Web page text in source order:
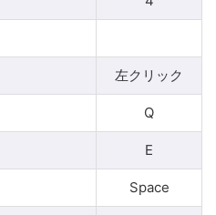
左クリック
Q
E
Space